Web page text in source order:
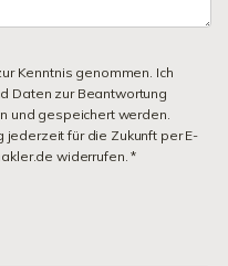
Kenntnis genommen. Ich
Daten zur Beantwortung
und gespeichert werden.
jederzeit für die Zukunft per E-
widerrufen. *